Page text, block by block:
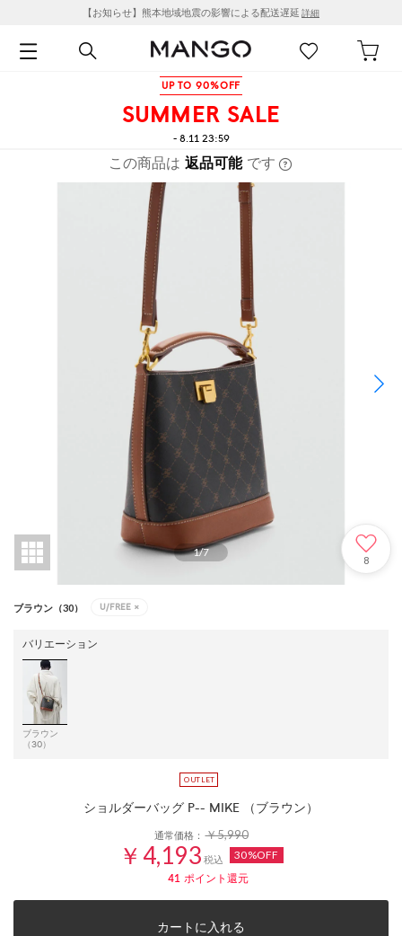
【お知らせ】熊本地域地震の影響による配送遅延 詳細
UP TO 90%OFF
SUMMER SALE
- 8.11 23:59
この商品は 返品可能 です
1/7
8
ブラウン（30） U/FREE ×
バリエーション
ブラウン
（30）
ショルダーバッグ P-- MIKE （ブラウン）
通常価格：￥5,990
￥4,193 税込 30%OFF
41ポイント還元
カートに入れる